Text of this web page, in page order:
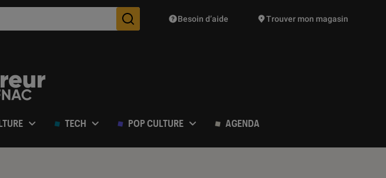
Des suggestions de produits vont vous être proposées
Besoin d’aide Trouver mon magasin
TECH POP CULTURE AGENDA